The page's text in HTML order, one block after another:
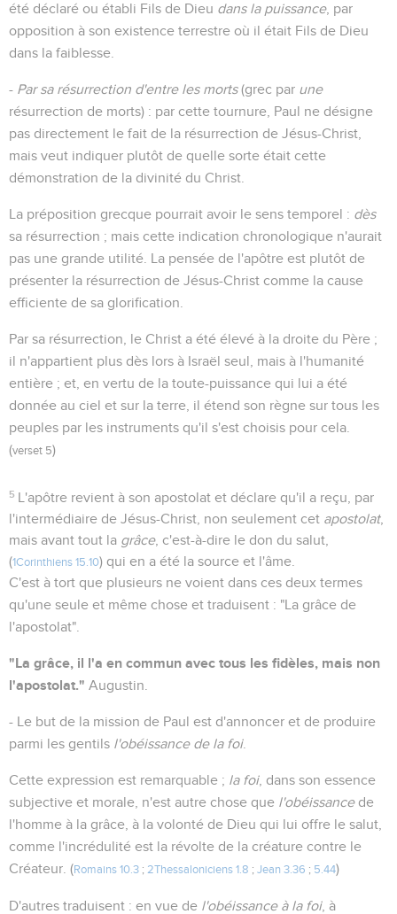
été déclaré ou établi Fils de Dieu dans la puissance, par
opposition à son existence terrestre où il était Fils de Dieu
dans la faiblesse.
- Par sa résurrection d'entre les morts(grec par une
résurrection de morts) : par cette tournure, Paul ne désigne
pas directement le fait de la résurrection de Jésus-Christ,
mais veut indiquer plutôt de quelle sorte était cette
démonstration de la divinité du Christ.
La préposition grecque pourrait avoir le sens temporel : dès
sa résurrection ; mais cette indication chronologique n'aurait
pas une grande utilité. La pensée de l'apôtre est plutôt de
présenter la résurrection de Jésus-Christ comme la cause
efficiente de sa glorification.
Par sa résurrection, le Christ a été élevé à la droite du Père ;
il n'appartient plus dès lors à Israël seul, mais à l'humanité
entière ; et, en vertu de la toute-puissance qui lui a été
donnée au ciel et sur la terre, il étend son règne sur tous les
peuples par les instruments qu'il s'est choisis pour cela.
(verset 5)
5 L'apôtre revient à son apostolat et déclare qu'il a reçu, par
l'intermédiaire de Jésus-Christ, non seulement cet apostolat,
mais avant tout la grâce, c'est-à-dire le don du salut,
(1Corinthiens 15.10) qui en a été la source et l'âme.
C'est à tort que plusieurs ne voient dans ces deux termes
qu'une seule et même chose et traduisent : "La grâce de
l'apostolat".
"La grâce, il l'a en commun avec tous les fidèles, mais non
l'apostolat." Augustin.
- Le but de la mission de Paul est d'annoncer et de produire
parmi les gentils l'obéissance de la foi.
Cette expression est remarquable ; la foi, dans son essence
subjective et morale, n'est autre chose que l'obéissancede
l'homme à la grâce, à la volonté de Dieu qui lui offre le salut,
comme l'incrédulité est la révolte de la créature contre le
Créateur. (Romains 10.3 ; 2Thessaloniciens 1.8 ; Jean 3.36 ; 5.44)
D'autres traduisent : en vue de l'obéissance à la foi, à